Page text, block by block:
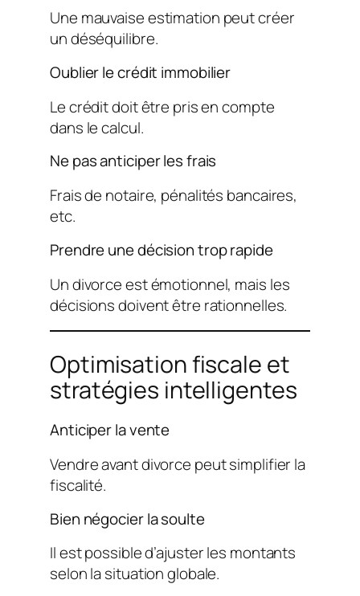
Une mauvaise estimation peut créer
un déséquilibre.
Oublier le crédit immobilier
Le crédit doit être pris en compte
dans le calcul.
Ne pas anticiper les frais
Frais de notaire, pénalités bancaires,
etc.
Prendre une décision trop rapide
Un divorce est émotionnel, mais les
décisions doivent être rationnelles.
Optimisation fiscale et
stratégies intelligentes
Anticiper la vente
Vendre avant divorce peut simplifier la
fiscalité.
Bien négocier la soulte
Il est possible d’ajuster les montants
selon la situation globale.